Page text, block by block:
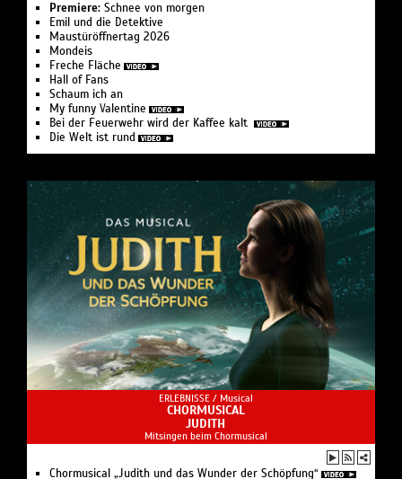
Premiere: Schnee von morgen
Emil und die Detektive
Maustüröffnertag 2026
Mondeis
Freche Fläche
Hall of Fans
Schaum ich an
My funny Valentine
Bei der Feuer­wehr wird der Kaffee kalt
Die Welt ist rund
ERLEBNISSE / Musical
CHORMUSICAL
JUDITH
Mitsingen beim Chormusical
Chormusical „Judith und das Wunder der Schöpfung“